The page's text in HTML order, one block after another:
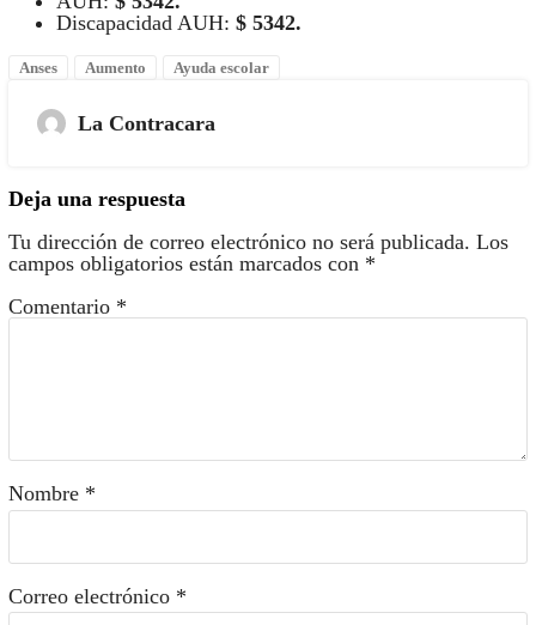
Discapacidad AUH: $ 5342.
Anses Aumento Ayuda escolar
La Contracara
Deja una respuesta
Tu dirección de correo electrónico no será publicada. Los
campos obligatorios están marcados con *
Comentario *
Nombre *
Correo electrónico *